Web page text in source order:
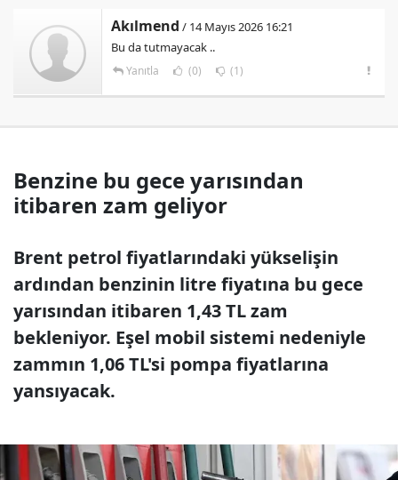
Akılmend / 14 Mayıs 2026 16:21
Bu da tutmayacak ..
Yanıtla (0) (1)
Benzine bu gece yarısından
itibaren zam geliyor
Brent petrol fiyatlarındaki yükselişin
ardından benzinin litre fiyatına bu gece
yarısından itibaren 1,43 TL zam
bekleniyor. Eşel mobil sistemi nedeniyle
zammın 1,06 TL'si pompa fiyatlarına
yansıyacak.